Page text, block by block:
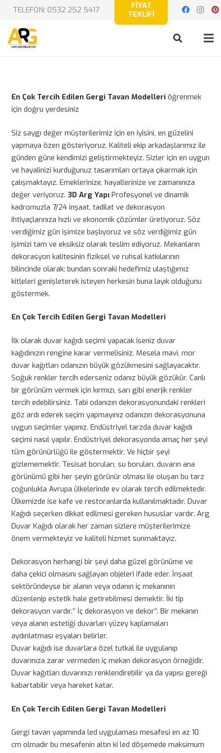
TELEFON: 0532 252 5417
FİYAT
TEKLİFİ
En Çok Tercih Edilen Gergi Tavan Modelleriöğrenmek
için doğru yerdesiniz
Siz saygı değer müşterilerimiz için en iyisini, en güzelini
yapmaya özen gösteriyoruz. Kaliteli ekip arkadaşlarımız ile
günden güne kendimizi geliştirmekteyiz. Sizler için en uygun
ve hayalinizi kurduğunuz tasarımları ortaya çıkarmak için
çalışmaktayız. Emeklerinize, hayallerinize ve zamanınıza
değer veriyoruz. 3D Arg YapıProfesyonel ve dinamik
kadromuzla 7/24 inşaat, tadilat ve dekorasyon
ihtiyaçlarınıza hızlı ve ekonomik çözümler üretiyoruz. Söz
verdiğimiz gün işimize başlıyoruz ve söz verdiğimiz gün
işimizi tam ve eksiksiz olarak teslim ediyoruz. Mekanların
dekorasyon kalitesinin fiziksel ve ruhsal katkılarının
bilincinde olarak; bundan sonraki hedefimiz ulaştığımız
kitleleri genişleterek isteyen herkesin buna layık olduğunu
göstermek.
En Çok Tercih Edilen Gergi Tavan Modelleri
İlk olarak duvar kağıdı seçimi yapacak iseniz duvar
kağıdınızın rengine karar vermelisiniz. Mesela mavi, mor
duvar kağıtları odanızın büyük gözükmesini sağlayacaktır.
Soğuk renkler tercih ederseniz odanız büyük gözükür. Canlı
bir görünüm vermek için kırmızı, sarı gibi enerjik renkler
tercih edebilirsiniz. Tabi odanızın dekorasyonundaki renkleri
göz ardı ederek seçim yapmayınız odanızın dekorasyonuna
uygun seçimler yapınız. Endüstriyel tarzda duvar kağıdı
seçimi nasıl yapılır. Endüstriyel dekorasyonda amaç her şeyi
tüm görünürlüğü ile göstermektir. Ve hiçbir şeyi
gizlememektir. Tesisat boruları, su boruları, duvarın ana
görünümü gibi her şeyin görünür olması ile oluşan bu tarz
çoğunlukla Avrupa ülkelerinde ev olarak tercih edilmektedir.
Ülkemizde ise kafe ve restoranlarda kullanılmaktadır. Duvar
Kağıdı seçerken dikkat edilmesi gereken hususlar vardır. Arg
Duvar Kağıdı olarak her zaman sizlere müşterilerimize
önem vermekteyiz ve kaliteli hizmet sunmaktayız.
Dekorasyon herhangi bir şeyi daha güzel görünüme ve
daha çekici olmasını sağlayan objeleri ifade eder. İnşaat
sektöründeyse bir alanın veya odanın iç mekanının
düzenlenip estetik hale getirebilmesi demektir. İki tip
dekorasyon vardır.’’ İç dekorasyon ve dekor’’. Bir mekanın
veya alanın estetiği duvarları yüzey kaplamaları
aydınlatması eşyaları belirler.
Duvar kağıdı ise duvarlara özel tutkal ile uygulanıp
duvarınıza zarar vermeden iç mekan dekorasyon örneğidir.
Duvar kağıtları duvarınızı renklendirebilir ya da yapısı gereği
kabartabilir veya hareket katar.
En Çok Tercih Edilen Gergi Tavan Modelleri
Gergi tavan yapımında led uygulaması mesafesi en az 10
cm olmadır bu mesafenin altın ki led döşemede maksimum